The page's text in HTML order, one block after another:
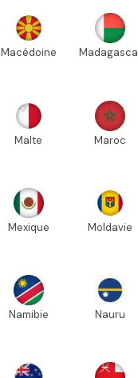
Macédoine
Malte Maroc
Mexique Moldavie
Namibie Nauru